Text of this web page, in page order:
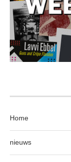
Home
nieuws